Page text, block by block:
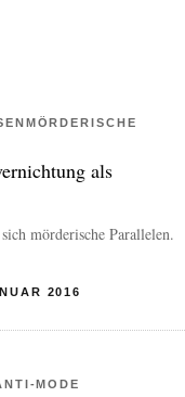
als
mörderische Parallelen.
2016
MODE